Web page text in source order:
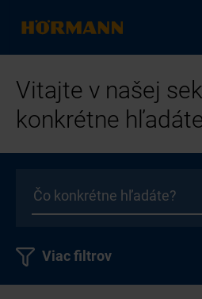
Vitajte v našej
konkrétne
Viac filtrov